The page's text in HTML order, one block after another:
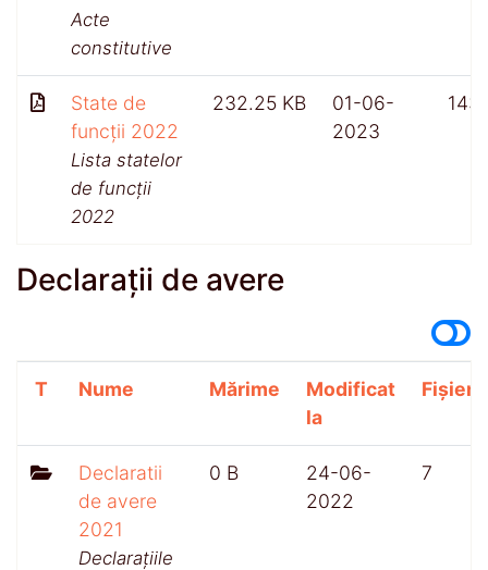
Acte
constitutive
State de
funcții 2022
Lista statelor
de funcții
2022
232.25 KB
01-06-
2023
Declarații de avere
T Nume Mărime
Modificat
la
Fișiere
Declaratii
de avere
2021
Declarațiile
0 B
24-06-
2022
7